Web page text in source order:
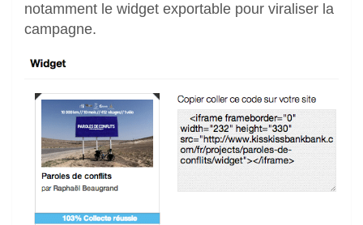
notamment le widget exportable pour viraliser la
campagne.